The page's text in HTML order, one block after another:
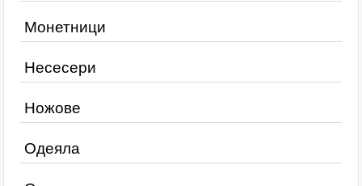
Монетници
Несесери
Ножове
Одеяла